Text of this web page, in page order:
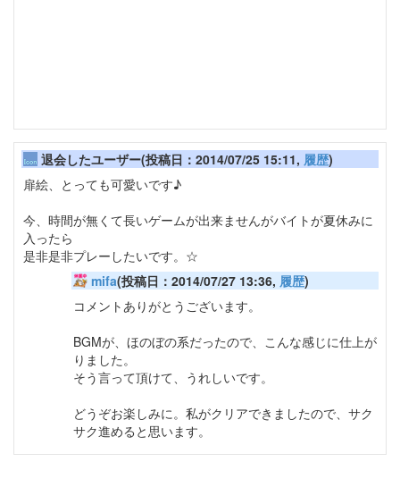
退会したユーザー(投稿日：2014/07/25 15:11, 履歴)
扉絵、とっても可愛いです♪
今、時間が無くて長いゲームが出来ませんがバイトが夏休みに
入ったら
是非是非プレーしたいです。☆
mifa(投稿日：2014/07/27 13:36, 履歴)
コメントありがとうございます。
BGMが、ほのぼの系だったので、こんな感じに仕上が
りました。
そう言って頂けて、うれしいです。
どうぞお楽しみに。私がクリアできましたので、サク
サク進めると思います。